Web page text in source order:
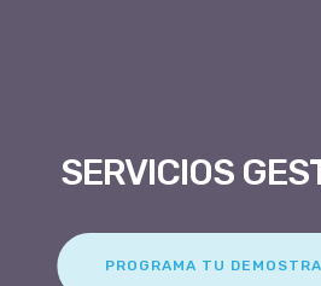
SERVICIOS
PROGRAMA TU